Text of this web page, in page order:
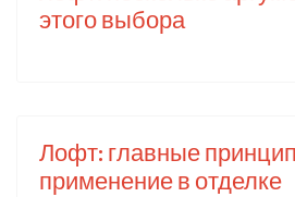
этого выбора
Лофт: главные
применение в отделке